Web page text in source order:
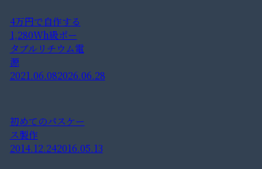
4万円で自作する
1,280Wh級ポー
タブルリチウム電
源
2021.06.082026.06.28
初めてのパスケー
ス製作
2014.12.242016.05.13